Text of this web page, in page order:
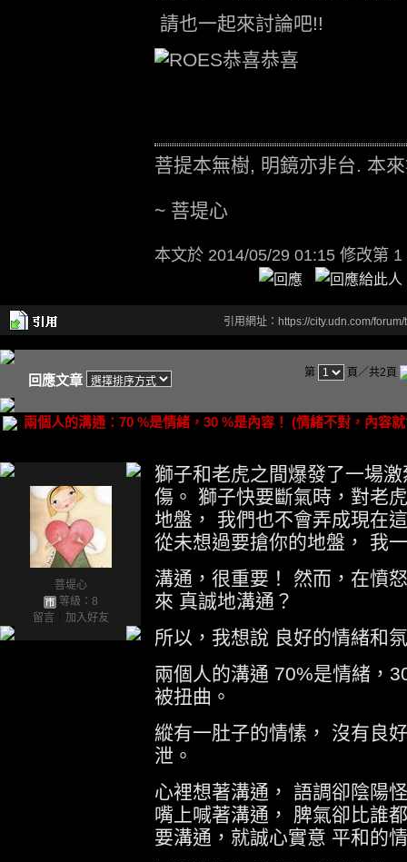
請也一起來討論吧!!
菩提本無樹, 明鏡亦非台. 本
~ 菩堤心
本文於 2014/05/29 01:15 修改第 1
引用網址：https://city.udn.com/
回應文章 第 頁／共2頁
兩個人的溝通：70 %是情緒，30 %是內容！ (情緒不對，內容
菩堤心
等級：8
留言
加入好友
獅子和老虎之間爆發了一場
傷。 獅子快要斷氣時，對老
地盤， 我們也不會弄成現在
從未想過要搶你的地盤， 我
溝通，很重要！ 然而，在憤
來 真誠地溝通？
所以，我想說 良好的情緒和
兩個人的溝通 70%是情緒，
被扭曲。
縱有一肚子的情愫， 沒有良
泄。
心裡想著溝通， 語調卻陰陽
嘴上喊著溝通， 脾氣卻比誰
要溝通，就誠心實意 平和的